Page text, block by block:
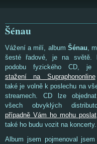
Šénau
Vážení a milí, album Šénau,
šesté řadové, je na světě.
podobu fyzického CD, je
stažení na Supraphononline
také je volně k poslechu na
streamech. CD lze
všech obvyklých
případně Vám ho mohu poslat
také ho budu vozit na koncerty.
Album jsem pojmenoval